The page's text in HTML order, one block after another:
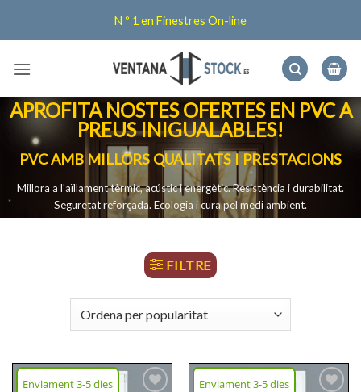
N º 1 en Finestres On-line
APROFITA NOSTES OFERTES EN PVC A
PREUS INIGUALABLES!
PVC AMB MILLORS QUALITATS I PRESTACIONS
Millora a l'aïllament tèrmic, acústic i energètic.Resistència i durabilitat.
Seguretat reforçada. Ecologia i cura pel medi ambient.
FILTRE
Enviament 3-5 dies Enviament 3-5 dies